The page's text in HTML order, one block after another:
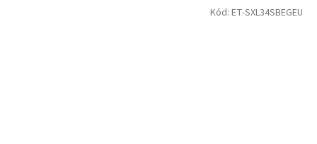
Kód: ET-SXL34SBEGEU